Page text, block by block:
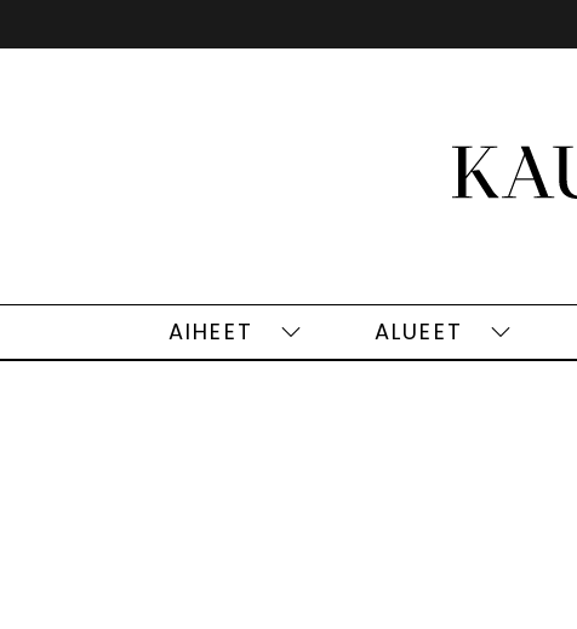
AIHEET
Aiheet
ALUEET
Alueet